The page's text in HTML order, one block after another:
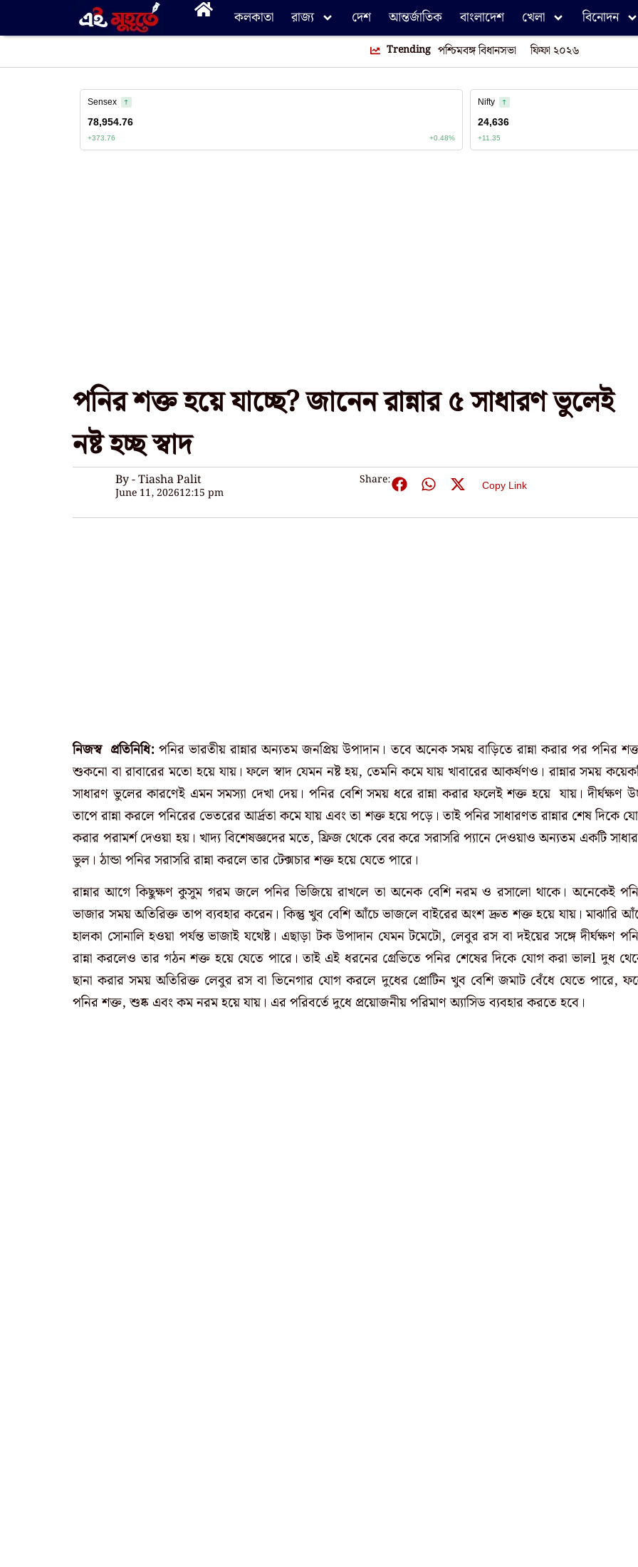
কলকাতা রাজ্য দেশ আন্তর্জাতিক বাংলাদেশ খেলা বিনোদন
Trending পশ্চিমবঙ্গ বিধানসভা ফিফা ২০২৬
পনির শক্ত হয়ে যাচ্ছে? জানেন রান্নার ৫ সাধারণ ভুলেই
নষ্ট হচ্ছ স্বাদ
By - Tiasha Palit
June 11, 202612:15 pm
Share: Copy Link
নিজস্ব প্রতিনিধি: পনির ভারতীয় রান্নার অন্যতম জনপ্রিয় উপাদান। তবে অনেক সময় বাড়িতে রান্না করার পর পনির
শুকনো বা রাবারের মতো হয়ে যায়। ফলে স্বাদ যেমন নষ্ট হয়, তেমনি কমে যায় খাবারের আকর্ষণও। রান্নার সময়
সাধারণ ভুলের কারণেই এমন সমস্যা দেখা দেয়। পনির বেশি সময় ধরে রান্না করার ফলেই শক্ত হয়ে যায়। দীর্ঘক্ষণ
তাপে রান্না করলে পনিরের ভেতরের আর্দ্রতা কমে যায় এবং তা শক্ত হয়ে পড়ে। তাই পনির সাধারণত রান্নার শেষ দিকে
করার পরামর্শ দেওয়া হয়। খাদ্য বিশেষজ্ঞদের মতে, ফ্রিজ থেকে বের করে সরাসরি প্যানে দেওয়াও অন্যতম একটি
ভুল। ঠান্ডা পনির সরাসরি রান্না করলে তার টেক্সচার শক্ত হয়ে যেতে পারে।
রান্নার আগে কিছুক্ষণ কুসুম গরম জলে পনির ভিজিয়ে রাখলে তা অনেক বেশি নরম ও রসালো থাকে। অনেকেই
ভাজার সময় অতিরিক্ত তাপ ব্যবহার করেন। কিন্তু খুব বেশি আঁচে ভাজলে বাইরের অংশ দ্রুত শক্ত হয়ে যায়। মাঝারি
হালকা সোনালি হওয়া পর্যন্ত ভাজাই যথেষ্ট। এছাড়া টক উপাদান যেমন টমেটো, লেবুর রস বা দইয়ের সঙ্গে দীর্ঘক্ষণ
রান্না করলেও তার গঠন শক্ত হয়ে যেতে পারে। তাই এই ধরনের গ্রেভিতে পনির শেষের দিকে যোগ করা ভালl দুধ
ছানা করার সময় অতিরিক্ত লেবুর রস বা ভিনেগার যোগ করলে দুধের প্রোটিন খুব বেশি জমাট বেঁধে যেতে পারে,
পনির শক্ত, শুষ্ক এবং কম নরম হয়ে যায়। এর পরিবর্তে দুধে প্রয়োজনীয় পরিমাণ অ্যাসিড ব্যবহার করতে হবে।